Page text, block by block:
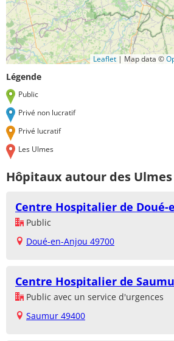
Leaflet | Map data ©
Légende
Public
Privé non lucratif
Privé lucratif
Les Ulmes
Hôpitaux autour des Ulmes
Centre Hospitalier de Doué-
Public
Doué-en-Anjou 49700
Centre Hospitalier de
Public avec un service d'urgences
Saumur 49400